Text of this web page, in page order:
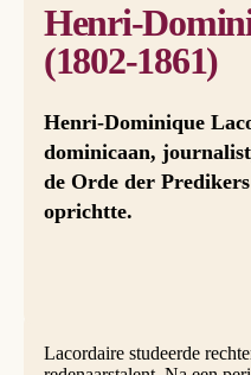
Henri-
(1802-1861)
Henri-Dominique
dominicaan,
de Orde der
oprichtte.
Lacordaire studeerde